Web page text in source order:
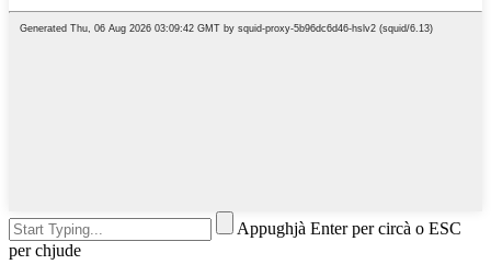
Appughjà Enter per circà o ESC
per chjude